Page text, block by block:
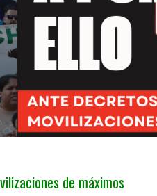
de máximos